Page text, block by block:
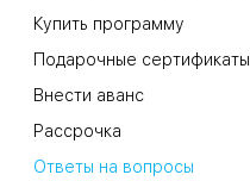
Купить программу
Подарочные сертификаты
Внести аванс
Рассрочка
Ответы на вопросы